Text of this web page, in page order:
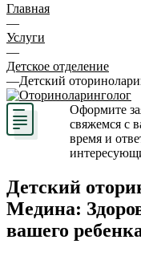
Главная
—
Услуги
—
Детское отделение
—Детский
Оформите
свяжемся с
время и
Детский
Медина:
вашего